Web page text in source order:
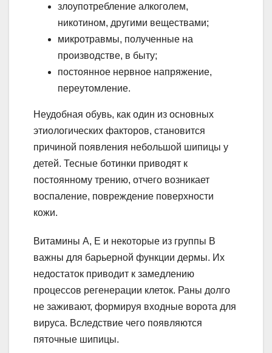
злоупотребление алкоголем,
никотином, другими веществами;
микротравмы, полученные на
производстве, в быту;
постоянное нервное напряжение,
переутомление.
Неудобная обувь, как один из основных
этиологических факторов, становится
причиной появления небольшой шипицы у
детей. Тесные ботинки приводят к
постоянному трению, отчего возникает
воспаление, повреждение поверхности
кожи.
Витамины А, Е и некоторые из группы В
важны для барьерной функции дермы. Их
недостаток приводит к замедлению
процессов регенерации клеток. Раны долго
не заживают, формируя входные ворота для
вируса. Вследствие чего появляются
пяточные шипицы.